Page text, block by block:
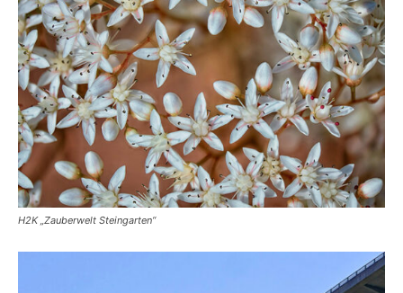
H2K „Zauberwelt Steingarten“